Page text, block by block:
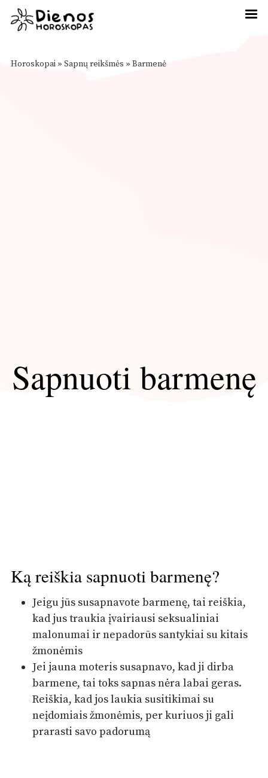
Horoskopai » Sapnų reikšmės » Barmenė
Sapnuoti barmenę
Ką reiškia sapnuoti barmenę?
Jeigu jūs susapnavote barmenę, tai reiškia,
kad jus traukia įvairiausi seksualiniai
malonumai ir nepadorūs santykiai su kitais
žmonėmis
Jei jauna moteris susapnavo, kad ji dirba
barmene, tai toks sapnas nėra labai geras.
Reiškia, kad jos laukia susitikimai su
neįdomiais žmonėmis, per kuriuos ji gali
prarasti savo padorumą